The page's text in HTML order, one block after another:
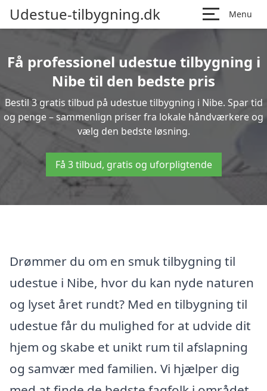
Udestue-tilbygning.dk Menu
Få professionel udestue tilbygning i
Nibe til den bedste pris
Bestil 3 gratis tilbud på udestue tilbygning i Nibe. Spar tid
og penge – sammenlign priser fra lokale håndværkere og
vælg den bedste løsning.
Få 3 tilbud, gratis og uforpligtende
Drømmer du om en smuk tilbygning til
udestue i Nibe, hvor du kan nyde naturen
og lyset året rundt? Med en tilbygning til
udestue får du mulighed for at udvide dit
hjem og skabe et unikt rum til afslapning
og samvær med familien. Vi hjælper dig